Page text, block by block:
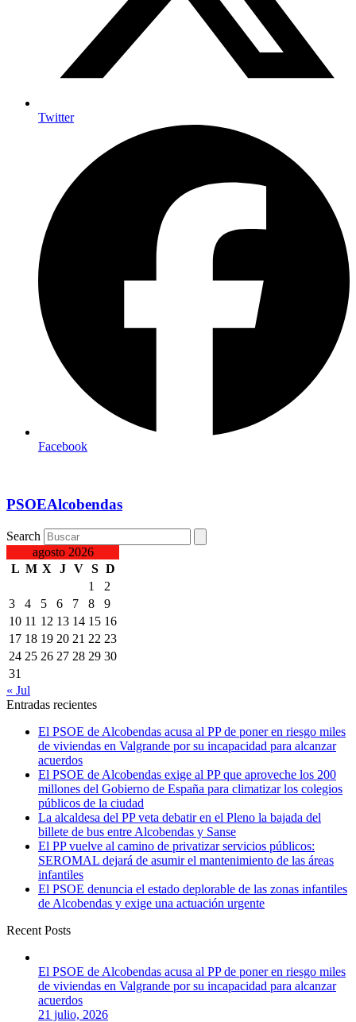
Twitter
Facebook
PSOEAlcobendas
Search
agosto 2026
L M X J V S D
1
2
3
4 5 6 7 8
9
10 11 12 13 14 15 16
17 18 19 20 21 22 23
24 25 26 27 28 29 30
31
« Jul
Entradas recientes
El PSOE de Alcobendas acusa al PP de poner en riesgo miles
de viviendas en Valgrande por su incapacidad para alcanzar
acuerdos
El PSOE de Alcobendas exige al PP que aproveche los 200
millones del Gobierno de España para climatizar los colegios
públicos de la ciudad
La alcaldesa del PP veta debatir en el Pleno la bajada del
billete de bus entre Alcobendas y Sanse
El PP vuelve al camino de privatizar servicios públicos:
SEROMAL dejará de asumir el mantenimiento de las áreas
infantiles
El PSOE denuncia el estado deplorable de las zonas infantiles
de Alcobendas y exige una actuación urgente
Recent Posts
El PSOE de Alcobendas acusa al PP de poner en riesgo miles
de viviendas en Valgrande por su incapacidad para alcanzar
acuerdos
21 julio, 2026